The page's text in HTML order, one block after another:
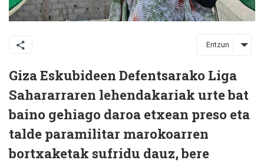
Entzun
Giza Eskubideen Defentsarako Liga
Sahararraren lehendakariak urte bat
baino gehiago daroa etxean preso eta
talde paramilitar marokoarren
bortxaketak sufridu dauz, bere